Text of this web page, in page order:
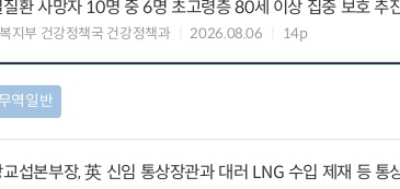
질환 사망자 10명 중 6명 초고령층 80세 이상 집중 보호 추
지부 건강정책국 건강정책과 2026.08.06 14p
무역일반
교섭본부장, 英 신임 통상장관과 대러 LNG 수입 제재 등 통